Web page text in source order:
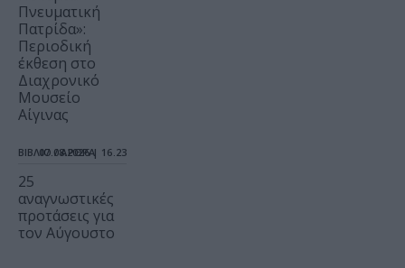
Πνευματική
Πατρίδα»:
Περιοδική
έκθεση στο
Διαχρονικό
Μουσείο
Αίγινας
ΒΙΒΛΙΟ / ΑΡΘΡΑ
07.08.2026 | 16.23
25
αναγνωστικές
προτάσεις για
τον Αύγουστο